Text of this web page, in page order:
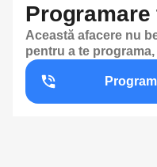
Această afacere nu
pentru a te